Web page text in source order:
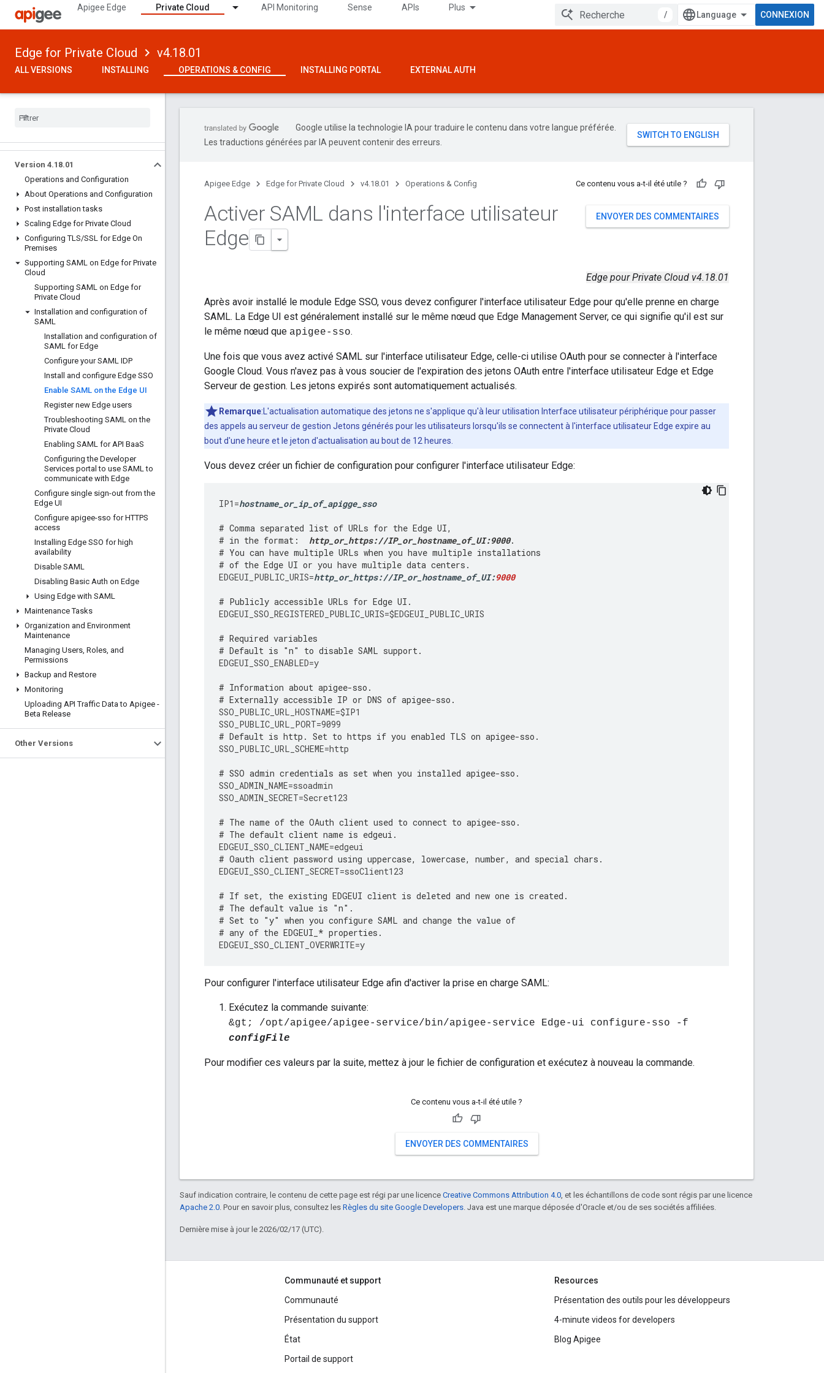
Apigee Edge Private Cloud API Monitoring Sense APIs Plus
/ CONNEXION
Edge for Private Cloud v4.18.01
ALL VERSIONS INSTALLING OPERATIONS & CONFIG INSTALLING PORTAL EXTERNAL AUTH
Version 4.18.01
Operations and Configuration
About Operations and Configuration
Post installation tasks
Scaling Edge for Private Cloud
Configuring TLS/SSL for Edge On
Premises
Supporting SAML on Edge for Private
Cloud
Supporting SAML on Edge for
Private Cloud
Installation and configuration of
SAML
Installation and configuration of
SAML for Edge
Configure your SAML IDP
Install and configure Edge SSO
Enable SAML on the Edge UI
Register new Edge users
Troubleshooting SAML on the
Private Cloud
Enabling SAML for API BaaS
Configuring the Developer
Services portal to use SAML to
communicate with Edge
Configure single sign-out from the
Edge UI
Configure apigee-sso for HTTPS
access
Installing Edge SSO for high
availability
Disable SAML
Disabling Basic Auth on Edge
Using Edge with SAML
Maintenance Tasks
Organization and Environment
Maintenance
Managing Users, Roles, and
Permissions
Backup and Restore
Monitoring
Uploading API Traffic Data to Apigee -
Beta Release
Other Versions
Google utilise la technologie IA pour traduire le contenu dans votre langue préférée.
Les traductions générées par IA peuvent contenir des erreurs.
Apigee Edge Edge for Private Cloud v4.18.01 Operations & Config Ce contenu vous a-t-il été utile ?
ENVOYER DES COMMENTAIRES
Activer SAML dans l'interface utilisateur
Edge
Edge pour Private Cloud v4.18.01
Après avoir installé le module Edge SSO, vous devez configurer l'interface utilisateur Edge pour qu'elle prenne en charge
SAML. La Edge UI est généralement installé sur le même nœud que Edge Management Server, ce qui signifie qu'il est sur
le même nœud que apigee-sso.
Une fois que vous avez activé SAML sur l'interface utilisateur Edge, celle-ci utilise OAuth pour se connecter à l'interface
Google Cloud. Vous n'avez pas à vous soucier de l'expiration des jetons OAuth entre l'interface utilisateur Edge et Edge
Serveur de gestion. Les jetons expirés sont automatiquement actualisés.
Remarque:L'actualisation automatique des jetons ne s'applique qu'à leur utilisation Interface utilisateur périphérique pour passer
des appels au serveur de gestion Jetons générés pour les utilisateurs lorsqu'ils se connectent à l'interface utilisateur Edge expire au
bout d'une heure et le jeton d'actualisation au bout de 12 heures.
Vous devez créer un fichier de configuration pour configurer l'interface utilisateur Edge:
IP1 =hostname_or_ip_of_apigge_sso
# Comma separated list of URLs for the Edge UI,
# in the format: http_or_https://IP_or_hostname_of_UI:9000.
# You can have multiple URLs when you have multiple installations
# of the Edge UI or you have multiple data centers.
EDGEUI_PUBLIC_URIS=http_or_https://IP_or_hostname_of_UI:9000
# Publicly accessible URLs for Edge UI.
EDGEUI_SSO_REGISTERED_PUBLIC_URIS=$EDGEUI_PUBLIC_URIS
# Required variables
# Default is "n" to disable SAML support.
EDGEUI_SSO_ENABLED=y
# Information about apigee-sso.
# Externally accessible IP or DNS of apigee-sso.
SSO_PUBLIC_URL_HOSTNAME=$IP1
SSO_PUBLIC_URL_PORT=9099
# Default is http. Set to https if you enabled TLS on apigee-sso.
SSO_PUBLIC_URL_SCHEME=http
# SSO admin credentials as set when you installed apigee-sso.
SSO_ADMIN_NAME=ssoadmin
SSO_ADMIN_SECRET=Secret123
# The name of the OAuth client used to connect to apigee-sso.
# The default client name is edgeui.
EDGEUI_SSO_CLIENT_NAME=edgeui
# Oauth client password using uppercase, lowercase, number, and special chars.
EDGEUI_SSO_CLIENT_SECRET=ssoClient123
# If set, the existing EDGEUI client is deleted and new one is created.
# The default value is "n".
# Set to "y" when you configure SAML and change the value of
# any of the EDGEUI_* properties.
EDGEUI_SSO_CLIENT_OVERWRITE=y
Pour configurer l'interface utilisateur Edge afin d'activer la prise en charge SAML:
Exécutez la commande suivante:
&gt; /opt/apigee/apigee-service/bin/apigee-service Edge-ui configure-sso -f
configFile
Pour modifier ces valeurs par la suite, mettez à jour le fichier de configuration et exécutez à nouveau la commande.
Ce contenu vous a-t-il été utile ?
ENVOYER DES COMMENTAIRES
Sauf indication contraire, le contenu de cette page est régi par une licence Creative Commons Attribution 4.0, et les échantillons de code sont régis par une licence
Apache 2.0. Pour en savoir plus, consultez les Règles du site Google Developers. Java est une marque déposée d'Oracle et/ou de ses sociétés affiliées.
Dernière mise à jour le 2026/02/17 (UTC).
Communauté et support
Communauté
Présentation du support
État
Portail de support
Resources
Présentation des outils pour les développeurs
4-minute videos for developers
Blog Apigee